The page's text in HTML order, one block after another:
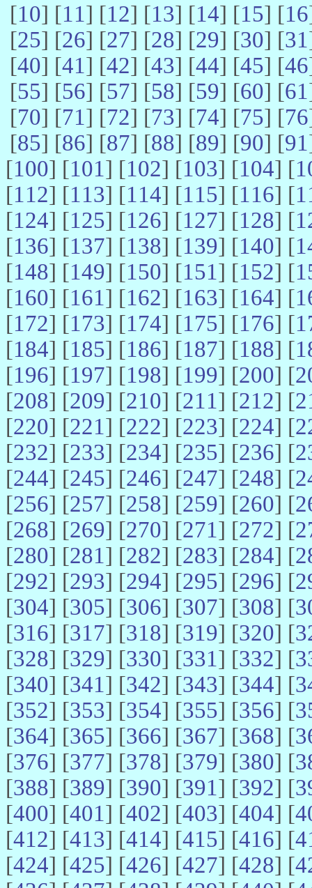
[10] [11] [12] [13] [14] [15] [16
[25] [26] [27] [28] [29] [30] [31
[40] [41] [42] [43] [44] [45] [46
[55] [56] [57] [58] [59] [60] [61
[70] [71] [72] [73] [74] [75] [76
[85] [86] [87] [88] [89] [90] [91
[100] [101] [102] [103] [104] [
[112] [113] [114] [115] [116] [
[124] [125] [126] [127] [128] [
[136] [137] [138] [139] [140] [
[148] [149] [150] [151] [152] [
[160] [161] [162] [163] [164] [
[172] [173] [174] [175] [176] [
[184] [185] [186] [187] [188] [
[196] [197] [198] [199] [200] [
[208] [209] [210] [211] [212] [
[220] [221] [222] [223] [224] [
[232] [233] [234] [235] [236] [
[244] [245] [246] [247] [248] [
[256] [257] [258] [259] [260] [
[268] [269] [270] [271] [272] [
[280] [281] [282] [283] [284] [
[292] [293] [294] [295] [296] [
[304] [305] [306] [307] [308] [
[316] [317] [318] [319] [320] [
[328] [329] [330] [331] [332] [
[340] [341] [342] [343] [344] [
[352] [353] [354] [355] [356] [
[364] [365] [366] [367] [368] [
[376] [377] [378] [379] [380] [
[388] [389] [390] [391] [392] [
[400] [401] [402] [403] [404] [
[412] [413] [414] [415] [416] [
[424] [425] [426] [427] [428] [